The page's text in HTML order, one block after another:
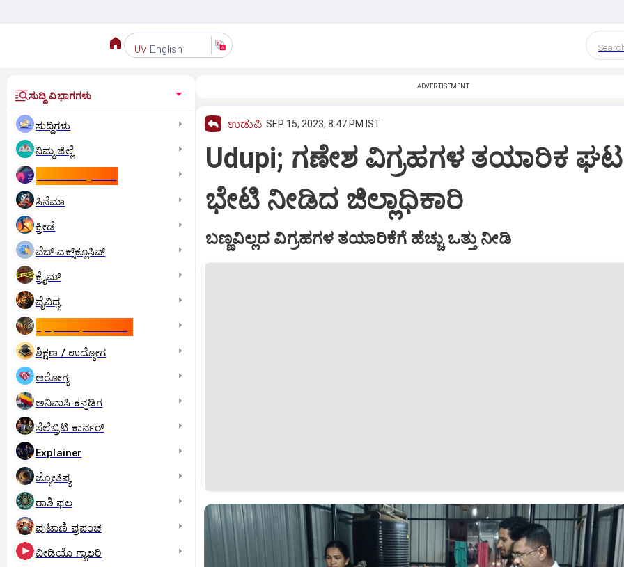
UV English
ಸುದ್ದಿ ವಿಭಾಗಗಳು
ಸುದ್ದಿಗಳು
ನಿಮ್ಮ ಜಿಲ್ಲೆ
ಸಿನೆಮಾ
ಕ್ರೀಡೆ
ವೆಬ್ ಎಕ್ಸ್‌ಕ್ಲೂಸಿವ್
ಕ್ರೈಮ್
ವೈವಿಧ್ಯ
ಶಿಕ್ಷಣ / ಉದ್ಯೋಗ
ಆರೋಗ್ಯ
ಅನಿವಾಸಿ ಕನ್ನಡಿಗ
ಸೆಲೆಬ್ರಿಟಿ ಕಾರ್ನರ್‌
Explainer
ಜ್ಯೋತಿಷ್ಯ
ರಾಶಿ ಫಲ
ಪುಟಾಣಿ ಪ್ರಪಂಚ
ವೀಡಿಯೊ ಗ್ಯಾಲರಿ
ADVERTISEMENT
ಉಡುಪಿ SEP 15, 2023, 8:47 PM IST
Udupi; ಗಣೇಶ ವಿಗ್ರಹಗಳ ತಯಾರಿಕ
ಭೇಟಿ ನೀಡಿದ ಜಿಲ್ಲಾಧಿಕಾರಿ
ಬಣ್ಣವಿಲ್ಲದ ವಿಗ್ರಹಗಳ ತಯಾರಿಕೆಗೆ ಹೆಚ್ಚು ಒತ್ತು ನೀಡಿ